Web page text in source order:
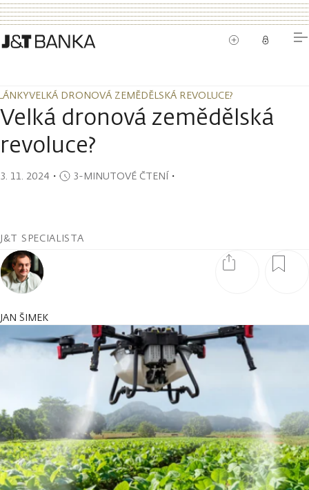
VELKÁ DRONOVÁ ZEMĚDĚLSKÁ REVOLUCE?
VELKÁ DRONOVÁ ZEMĚDĚLSKÁ REVOLUCE?
Velká dronová zemědělská
revoluce?
3. 11. 2024 ・ 3-MINUTOVÉ ČTENÍ・
J&T SPECIALISTA
JAN ŠIMEK